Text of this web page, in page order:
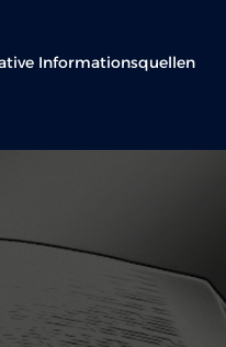
Informationsquellen